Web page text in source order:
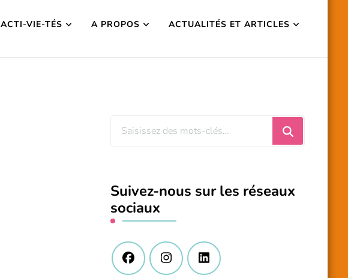
ACTI-VIE-TÉS A PROPOS ACTUALITÉS ET ARTICLES
Vous
?
Suivez-nous sur les réseaux
sociaux